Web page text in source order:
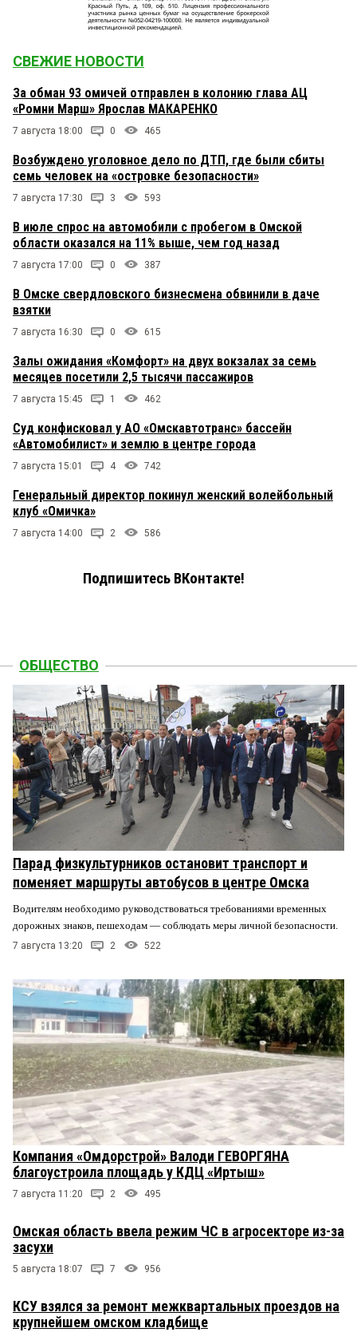
убеждает нас, что в этой эклектичной
белиберде, элементы которой несовместимы
давно описано Андерсеном в сказке «Новое
«пиарщиков-лохотронщиков», умеющих
напустить туману вокруг пустоты. Да, и на счет
Достоевсего: разумеется, этой лакейской фразы
он никогда не писал и не произносил, она
кому интересно, могут поискать в интернете.
читатель 30 ноября 2015 в 16:42:
В Омске есть дизайнеры и вы, уважаемые
ежедневно видите их работу. Например, Игорь
Вахитов. Есть дизайнеры. сделавшие более
сотни логотипов. Но профессионалы
же в рынке! Оттого и конкурс получился убогий,
если не сказать бездарный. Бездарность,
житель 30 ноября 2015 в 16:18:
То, что в Омске нет дизайнеров — согласен и Вы
не исключение! обсуждаемый логотип (Вами
намалеванный) похож (в лучшем случае) на
кляксу, а в худшем кому-то стало плохо!
СВЕЖИЕ НОВОСТИ
За обман 93 омичей отправлен в колонию глава АЦ
«Ромни Марш» Ярослав МАКАРЕНКО
7 августа 18:00 0 465
Возбуждено уголовное дело по ДТП, где были сбиты
семь человек на «островке безопасности»
7 августа 17:30 3 593
В июле спрос на автомобили с пробегом в Омской
области оказался на 11% выше, чем год назад
7 августа 17:00 0 387
В Омске свердловского бизнесмена обвинили в даче
взятки
7 августа 16:30 0 615
Залы ожидания «Комфорт» на двух вокзалах за семь
месяцев посетили 2,5 тысячи пассажиров
7 августа 15:45 1 462
Суд конфисковал у АО «Омскавтотранс» бассейн
«Автомобилист» и землю в центре города
7 августа 15:01 4 742
Генеральный директор покинул женский волейбольный
клуб «Омичка»
7 августа 14:00 2 586
Подпишитесь ВКонтакте!
ОБЩЕСТВО
Парад физкультурников остановит транспорт и
поменяет маршруты автобусов в центре Омска
Водителям необходимо руководствоваться требованиями временных
дорожных знаков, пешеходам — соблюдать меры личной безопасности.
7 августа 13:20 2 522
Компания «Омдорстрой» Валоди ГЕВОРГЯНА
благоустроила площадь у КДЦ «Иртыш»
7 августа 11:20 2 495
Омская область ввела режим ЧС в агросекторе из-за
засухи
5 августа 18:07 7 956
КСУ взялся за ремонт межквартальных проездов на
крупнейшем омском кладбище